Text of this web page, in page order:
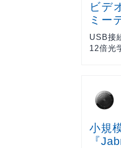
ビデ
ミー
USB接
12倍光
小規
『